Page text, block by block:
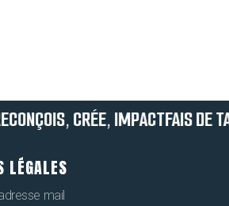
CONÇOIS, CRÉE, IMPACTFAIS DE
LÉGALES